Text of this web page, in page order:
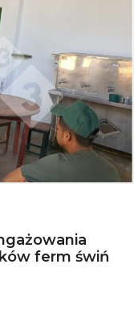
ferm świń